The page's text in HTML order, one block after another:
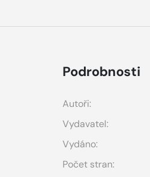
Podrobnosti
Autoři:
Vydavatel:
Vydáno:
Počet stran: